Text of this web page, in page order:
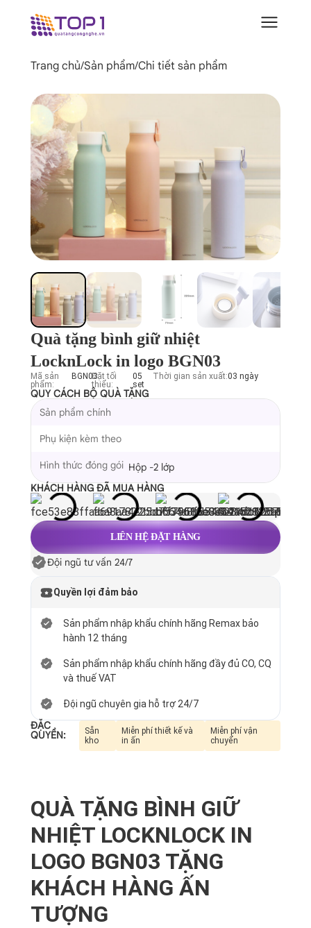
Trang chủ/Sản phẩm/Chi tiết sản phẩm
Quà tặng bình giữ nhiệt
LocknLock in logo BGN03
Mã sản
phẩm:
BGN03Đặt tối
thiểu:
05
set
Thời gian sản xuất:03 ngày
QUY CÁCH BỘ QUÀ TẶNG
Sản phẩm chính
Phụ kiện kèm theo
Hình thức đóng gói Hộp -2 lớp
KHÁCH HÀNG ĐÃ MUA HÀNG
LIÊN HỆ ĐẶT HÀNG
Đội ngũ tư vấn 24/7
Quyền lợi đảm bảo
Sản phẩm nhập khẩu chính hãng Remax bảo
hành 12 tháng
Sản phẩm nhập khẩu chính hãng đầy đủ CO, CQ
và thuế VAT
Đội ngũ chuyên gia hỗ trợ 24/7
ĐẶC
QUYỀN:
Sẵn
kho
Miễn phí thiết kế và
in ấn
Miễn phí vận
chuyển
QUÀ TẶNG BÌNH GIỮ
NHIỆT LOCKNLOCK IN
LOGO BGN03 TẶNG
KHÁCH HÀNG ẤN
TƯỢNG